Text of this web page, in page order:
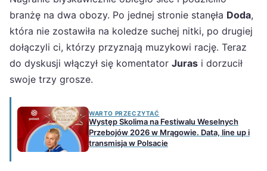
branżę na dwa obozy. Po jednej stronie stanęła Doda,
która nie zostawiła na koledze suchej nitki, po drugiej
dołączyli ci, którzy przyznają muzykowi rację. Teraz
do dyskusji włączył się komentator Juras i dorzucił
swoje trzy grosze.
WARTO PRZECZYTAĆ
Występ Skolima na Festiwalu Weselnych
Przebojów 2026 w Mrągowie. Data, line up i
transmisja w Polsacie